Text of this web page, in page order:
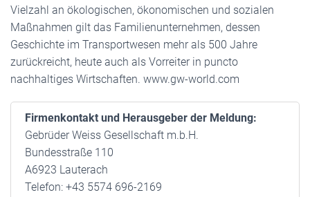
Vielzahl an ökologischen, ökonomischen und sozialen
Maßnahmen gilt das Familienunternehmen, dessen
Geschichte im Transportwesen mehr als 500 Jahre
zurückreicht, heute auch als Vorreiter in puncto
nachhaltiges Wirtschaften. www.gw-world.com
Firmenkontakt und Herausgeber der Meldung:
Gebrüder Weiss Gesellschaft m.b.H.
Bundesstraße 110
A6923 Lauterach
Telefon: +43 5574 696-2169